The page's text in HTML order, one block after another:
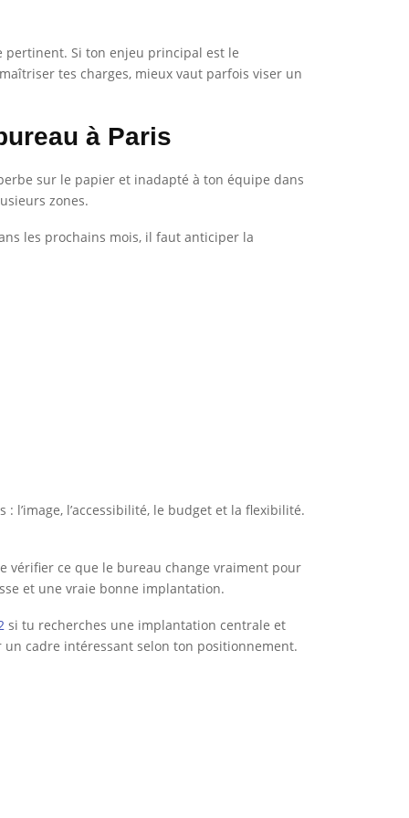
pertinent. Si ton enjeu principal est le
tes charges, mieux vaut parfois viser un
à Paris
sur le papier et inadapté à ton équipe dans
zones.
les prochains mois, il faut anticiper la
l’image, l’accessibilité, le budget et la flexibilité.
vérifier ce que le bureau change vraiment pour
et une vraie bonne implantation.
si tu recherches une implantation centrale et
cadre intéressant selon ton positionnement.